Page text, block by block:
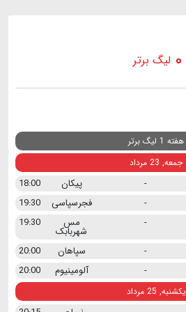
لیگ برتر
هفته 1 لیگ برتر
جمعه, 23 مرداد
- پیکان
18:00
- فجرسپاسی
19:30
- مس
شهربابک
19:30
- سپاهان
20:00
- آلومینیوم 20:00
یکشنبه, 25 مرداد